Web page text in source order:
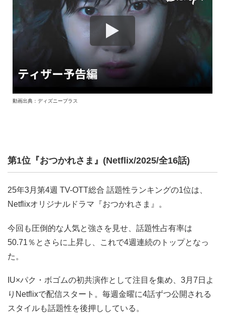
動画出典：ディズニープラス
第1位『おつかれさま』(Netflix/2025/全16話)
25年3月第4週 TV-OTT総合 話題性ランキングの1位は、
Netflixオリジナルドラマ『おつかれさま』。
今回も圧倒的な人気と強さを見せ、話題性占有率は
50.71％とさらに上昇し、これで4週連続のトップとなっ
た。
IU×パク・ボゴムの初共演作として注目を集め、3月7日よ
りNetflixで配信スタート。毎週金曜に4話ずつ公開される
スタイルも話題性を後押ししている。